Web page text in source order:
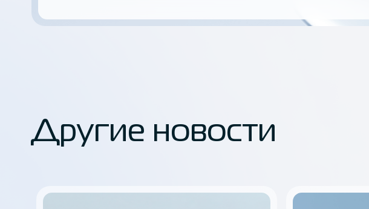
Другие новости